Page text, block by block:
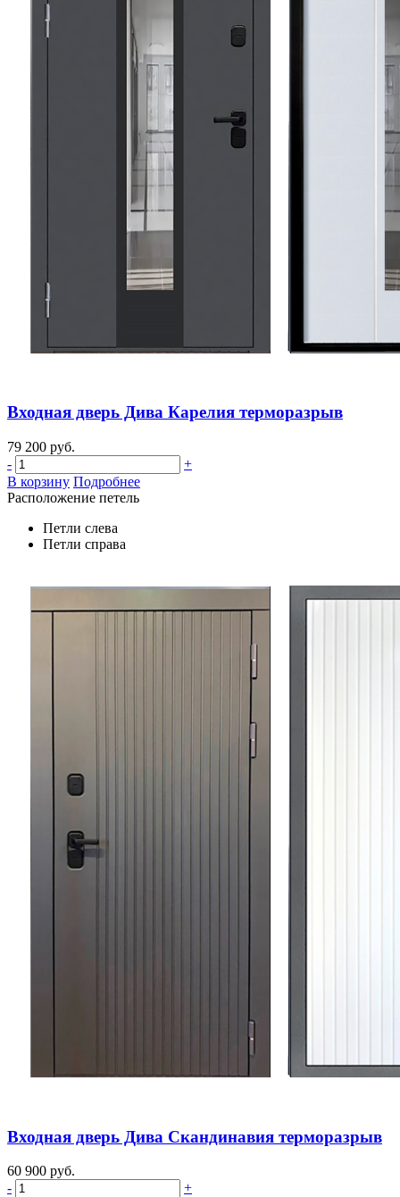
Входная дверь Дива Карелия терморазрыв
79 200 руб.
-
+
В корзину Подробнее
Расположение петель
Петли слева
Петли справа
Входная дверь Дива Скандинавия терморазрыв
60 900 руб.
-
+